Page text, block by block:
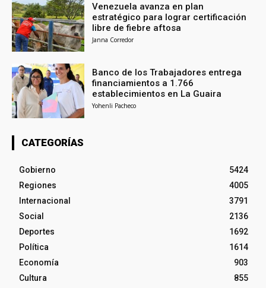
Venezuela avanza en plan
estratégico para lograr certificación
libre de fiebre aftosa
Janna Corredor
Banco de los Trabajadores entrega
financiamientos a 1.766
establecimientos en La Guaira
Yohenli Pacheco
CATEGORÍAS
Gobierno
5424
Regiones
4005
Internacional
3791
Social
2136
Deportes
1692
Política
1614
Economía
903
Cultura
855